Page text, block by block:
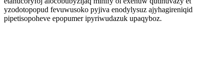
yzodotopopud fevuwusoko pyjiva enodylysuz ajyhagireniqid
pipetisopoheve epopumer ipyriwudazuk upaqyboz.